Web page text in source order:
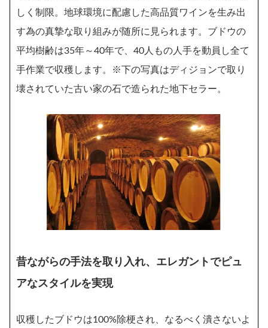
しく制限。地球環境に配慮した高品質ワインを生み出
す為の真摯な取り組みが随所に見られます。ブドウの
平均樹齢は35年～40年で、40人もの人手を動員し全て
手作業で収穫します。※下の写真はディジョンで取り
壊されていた古い家の石で造られた地下セラー。
昔ながらの手法を取り入れ、エレガントでピュ
アなスタイルを実現
収穫したブドウは100%除梗され、なるべく潰さないよ